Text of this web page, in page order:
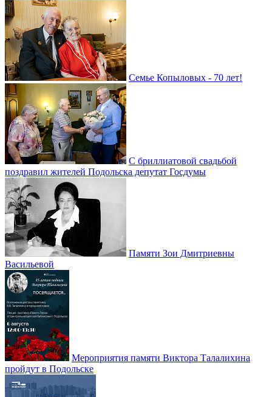
Семье Копыловых - 70 лет!
С бриллиатовой свадьбой
поздравил жителей Подольска депутат Госдумы
Памяти Зои Дмитриевны
Васильевой
Мероприятия памяти Виктора Талалихина
пройдут в Подольске